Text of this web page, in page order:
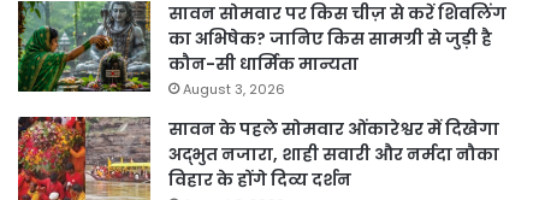
सावन सोमवार पर किस चीज़ से करें शिवलिंग
का अभिषेक? जानिए किस सामग्री से जुड़ी है
कौन-सी धार्मिक मान्यता
August 3, 2026
सावन के पहले सोमवार ओंकारेश्वर में दिखेगा
अद्भुत नजारा, शाही सवारी और नर्मदा नौका
विहार के होंगे दिव्य दर्शन